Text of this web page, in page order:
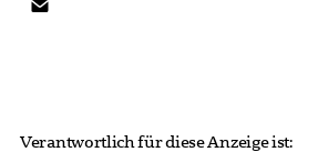
Verantwortlich für diese Anzeige ist: